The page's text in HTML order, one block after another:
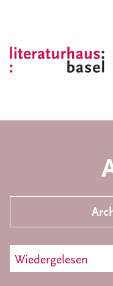
Wiedergelesen